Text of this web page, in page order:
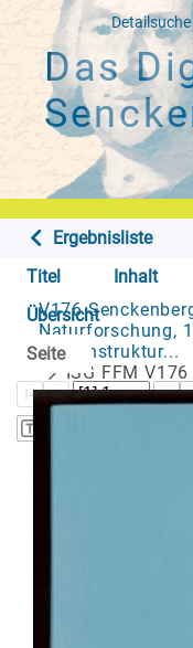
Detailsuche
Das
Ergebnisliste
Titel
Inhalt
Übersicht
Seite
V176
Naturforschung,
Binnenstruktur...
ISG FFM